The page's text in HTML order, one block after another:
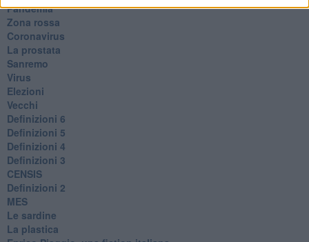
Pandemia
Zona rossa
Coronavirus
La prostata
Sanremo
Virus
Elezioni
Vecchi
Definizioni 6
Definizioni 5
Definizioni 4
Definizioni 3
CENSIS
​Definizioni 2
MES
Le sardine
La plastica